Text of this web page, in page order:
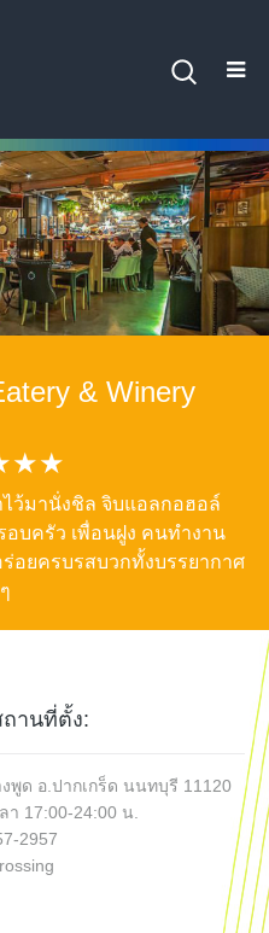
& Winery
ไว้มานั่งชิล จิบแอลกอฮอล์
บครัว เพื่อนฝูง คนทำงาน
อยครบรสบวกทั้งบรรยากาศ
านที่ตั้ง:
พูด อ.ปากเกร็ด นนทบุรี 11120
า 17:00-24:00 น.
2957